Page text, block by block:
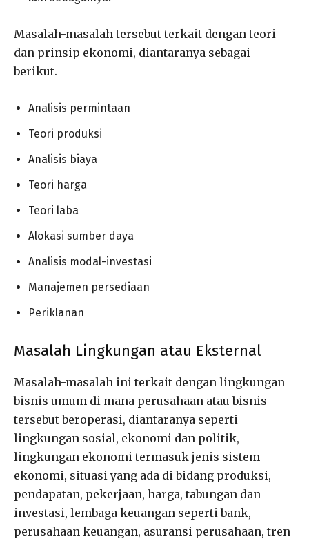
Masalah-masalah tersebut terkait dengan teori
dan prinsip ekonomi, diantaranya sebagai
berikut.
Analisis permintaan
Teori produksi
Analisis biaya
Teori harga
Teori laba
Alokasi sumber daya
Analisis modal-investasi
Manajemen persediaan
Periklanan
Masalah Lingkungan atau Eksternal
Masalah-masalah ini terkait dengan lingkungan
bisnis umum di mana perusahaan atau bisnis
tersebut beroperasi, diantaranya seperti
lingkungan sosial, ekonomi dan politik,
lingkungan ekonomi termasuk jenis sistem
ekonomi, situasi yang ada di bidang produksi,
pendapatan, pekerjaan, harga, tabungan dan
investasi, lembaga keuangan seperti bank,
perusahaan keuangan, asuransi perusahaan, tren